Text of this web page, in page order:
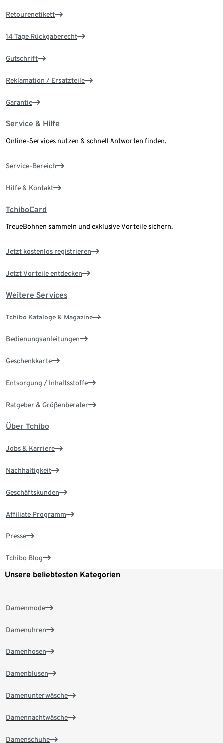
Retourenetikett
14 Tage Rückgaberecht
Gutschrift
Reklamation / Ersatzteile
Garantie
Service & Hilfe
Online-Services nutzen & schnell Antworten finden.
Service-Bereich
Hilfe & Kontakt
TchiboCard
TreueBohnen sammeln und exklusive Vorteile sichern.
Jetzt kostenlos registrieren
Jetzt Vorteile entdecken
Weitere Services
Tchibo Kataloge & Magazine
Bedienungsanleitungen
Geschenkkarte
Entsorgung / Inhaltsstoffe
Ratgeber & Größenberater
Über Tchibo
Jobs & Karriere
Nachhaltigkeit
Geschäftskunden
Affiliate Programm
Presse
Tchibo Blog
Unsere beliebtesten Kategorien
Damenmode
Damenuhren
Damenhosen
Damenblusen
Damenunterwäsche
Damennachtwäsche
Damenschuhe